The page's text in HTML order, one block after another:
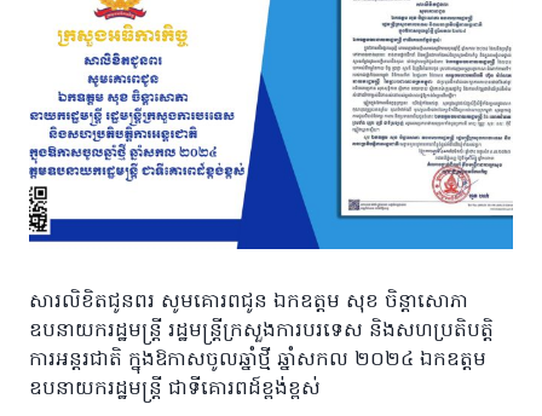
សារលិខិតជូនពរ សូមគោរព​ជូន ឯកឧត្តម សុខ ចិន្តាសោភា
ឧបនាយករដ្ឋមន្រ្តី រដ្ឋមន្រ្តីក្រសួងការបរទេស និងសហប្រតិបត្តិ
ការអន្តរជាតិ ក្នុងឱកាសចូលឆ្នាំថ្មី ឆ្នាំសកល ២០២៤ ឯកឧត្តម
ឧបនាយករដ្ឋមន្រ្តី ជាទីគោរពដ៍ខ្ពង់ខ្ពស់